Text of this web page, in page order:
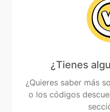
¿Tienes
¿Quieres saber más
o los códigos